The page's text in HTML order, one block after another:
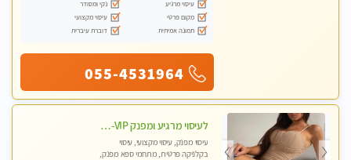
עיסוי מרגיע
נקי ומסודר
מקום פרטי
עיסוי מקצועי
תמונה אמיתית
דוברת עיברית
055-4531964
לעיסוי מרגיע ומפנק VIP-מומלץ לחלוטין! פרטי! ​​​​​​ Highly recommended
עיסוי מפנק, עיסוי מקצועי, עיסוי
בקלניקה פרטית, מתחמי ספא מפנק,